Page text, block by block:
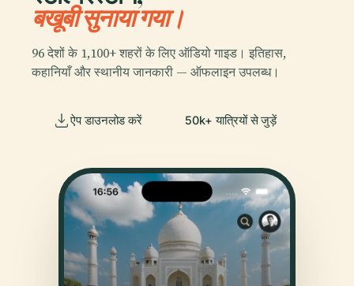
बखूबी सुनाया गया।
96 देशों के 1,100+ शहरों के लिए ऑडियो गाइड। इतिहास,
कहानियाँ और स्थानीय जानकारी — ऑफलाइन उपलब्ध।
ऐप डाउनलोड करें 50k+ यात्रियों से जुड़ें